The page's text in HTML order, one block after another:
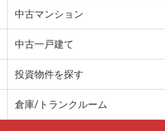
中古マンション
中古一戸建て
投資物件を探す
倉庫/トランクルーム